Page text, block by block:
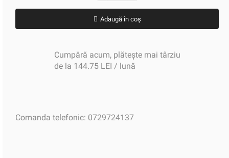
Adaugă în coș
Cumpără acum, plătește mai târziu
de la 144.75 LEI / lună
Comanda telefonic: 0729724137